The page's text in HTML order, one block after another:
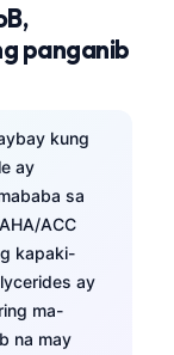
panganib
kung
ay
sa
ACC
kapaki-
ay
ma-
na may